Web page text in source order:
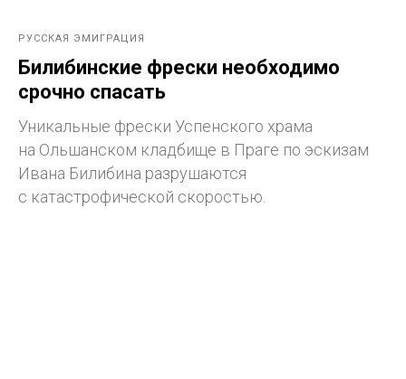
РУССКАЯ ЭМИГРАЦИЯ
Билибинские фрески необходимо
срочно спасать
Уникальные фрески Успенского храма
на Ольшанском кладбище в Праге по эскизам
Ивана Билибина разрушаются
с катастрофической скоростью.